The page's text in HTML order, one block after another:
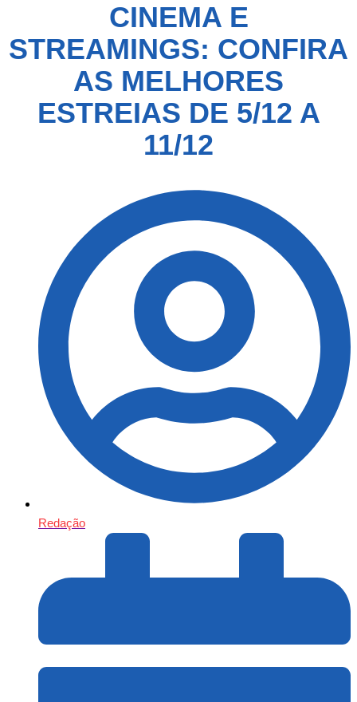
CINEMA E
STREAMINGS: CONFIRA
AS MELHORES
ESTREIAS DE 5/12 A
11/12
Redação